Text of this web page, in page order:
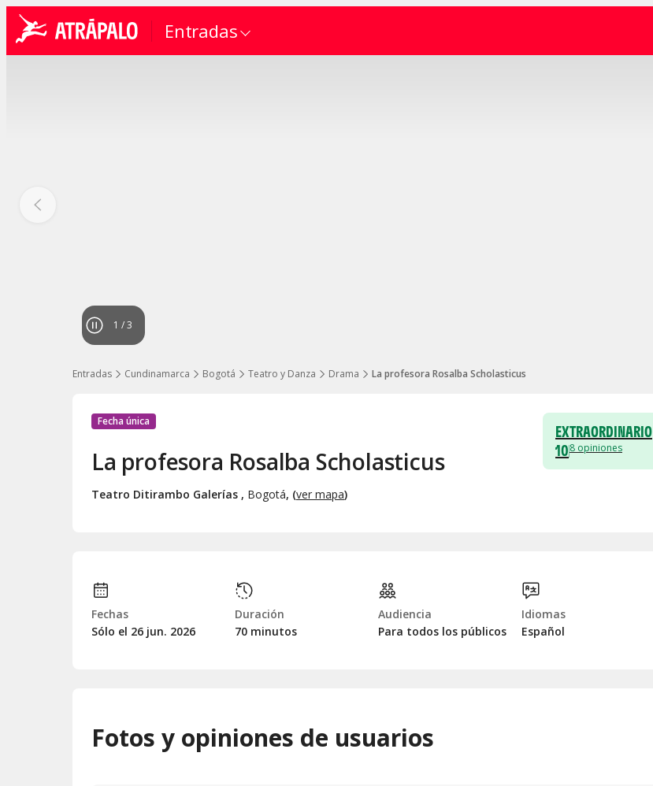
Entradas
1 /3
Entradas Cundinamarca Bogotá Teatro y Danza Drama La profesora Rosalba Scholasticus
Fecha única
La profesora Rosalba Scholasticus
Teatro Ditirambo Galerías , Bogotá, (ver mapa)
EXTRAORDINARIO
108 opiniones
Fechas
Sólo el 26 jun. 2026
Duración
70 minutos
Audiencia
Para todos los públicos
Idiomas
Español
Fotos y opiniones de usuarios